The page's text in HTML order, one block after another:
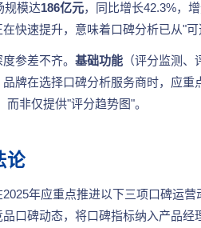
规模达186亿元，同比增长42.3%，
速提升，意味着口碑分析已从"可
参差不齐。 基础功能 （评分监测
牌在选择口碑分析服务商时，应
而非仅提供"评分趋势图"。
论
2025年应重点推进以下三项口碑运营
口碑动态，将口碑指标纳入产品经